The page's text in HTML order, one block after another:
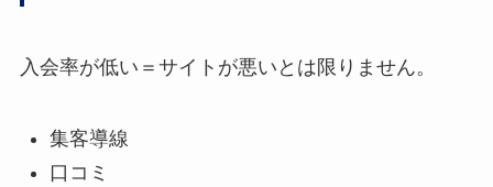
入会率が低い＝サイトが悪いとは限りません。
集客導線
口コミ